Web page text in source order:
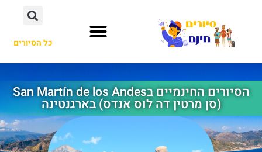
כל הסיורים
הסיורים החינמיים בSan Martín de los Andes
(סן מרטין דה לוס אנדס) בארגנטינה